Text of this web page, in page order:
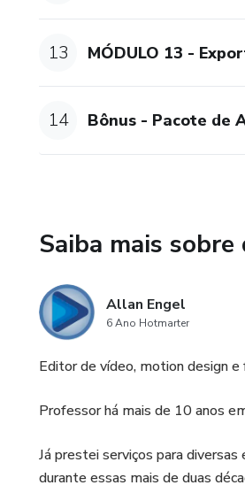
13 MÓDULO 13 -
14 Bônus - Pacote de
Saiba mais
Allan Engel
6 Ano Hotmarter
Editor de vídeo, motion design
Professor há mais de 10 anos
Já prestei serviços para
durante essas mais de duas